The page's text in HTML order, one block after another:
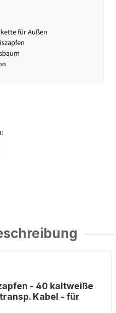
für Außen
- 40 kaltweiße
Kabel - für